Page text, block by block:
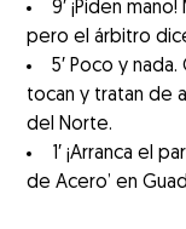
9′ ¡Piden
pero el árbitro
5′ Poco y
tocan y tratan de
del Norte.
1′ ¡Arranca el
de Acero’ en